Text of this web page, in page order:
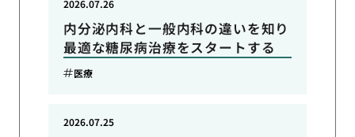
内分泌内科と一般内科の違いを知り
最適な糖尿病治療をスタートする
2026.07.26
医療
2026.07.25